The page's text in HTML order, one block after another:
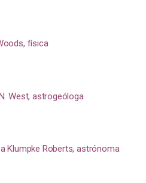
física
West, astrogeóloga
Klumpke Roberts, astrónoma